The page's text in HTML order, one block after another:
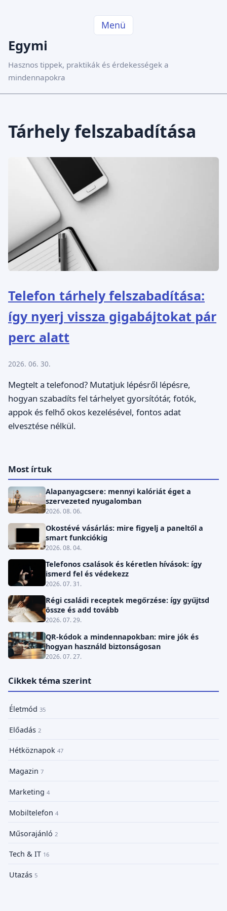
Menü
Egymi
Hasznos tippek, praktikák és érdekességek a
mindennapokra
Tárhely felszabadítása
Telefon tárhely felszabadítása:
így nyerj vissza gigabájtokat pár
perc alatt
2026. 06. 30.
Megtelt a telefonod? Mutatjuk lépésről lépésre,
hogyan szabadíts fel tárhelyet gyorsítótár, fotók,
appok és felhő okos kezelésével, fontos adat
elvesztése nélkül.
Most írtuk
Alapanyagcsere: mennyi kalóriát éget a
szervezeted nyugalomban
2026. 08. 06.
Okostévé vásárlás: mire figyelj a paneltől a
smart funkciókig
2026. 08. 04.
Telefonos csalások és kéretlen hívások: így
ismerd fel és védekezz
2026. 07. 31.
Régi családi receptek megőrzése: így gyűjtsd
össze és add tovább
2026. 07. 29.
QR-kódok a mindennapokban: mire jók és
hogyan használd biztonságosan
2026. 07. 27.
Cikkek téma szerint
Életmód 35
Előadás 2
Hétköznapok 47
Magazin 7
Marketing 4
Mobiltelefon 4
Műsorajánló 2
Tech & IT 16
Utazás 5